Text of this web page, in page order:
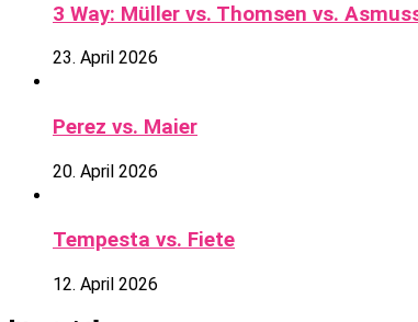
3 Way: Müller vs. Thomsen vs.
23. April 2026
Perez vs. Maier
20. April 2026
Tempesta vs. Fiete
12. April 2026